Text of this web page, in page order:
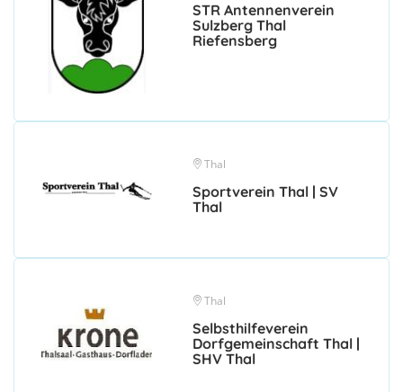
STR Antennenverein
Sulzberg Thal
Riefensberg
Thal
Sportverein Thal | SV
Thal
Thal
Selbsthilfeverein
Dorfgemeinschaft Thal |
SHV Thal